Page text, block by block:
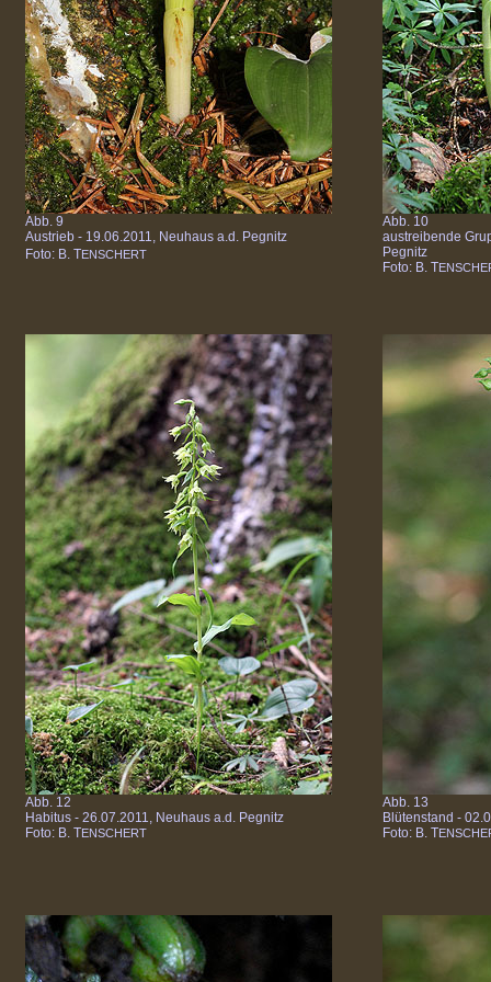
Abb. 9
Austrieb - 19.06.2011, Neuhaus a.d. Pegnitz
Foto: B. TENSCHERT
Abb. 10
austreibende
Pegnitz
Foto: B. T
Abb. 12
Habitus - 26.07.2011, Neuhaus a.d. Pegnitz
Foto: B. TENSCHERT
Abb. 13
Blütenstand -
Foto: B. T